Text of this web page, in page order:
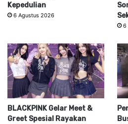
Kepedulian
6 Agustus 2026
6
BLACKPINK Gelar Meet &
Greet Spesial Rayakan